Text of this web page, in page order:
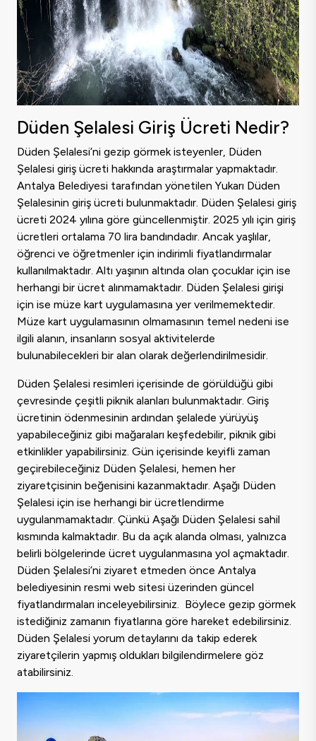
Düden Şelalesi Giriş Ücreti Nedir?
Düden Şelalesi’ni gezip görmek isteyenler, Düden
Şelalesi giriş ücreti hakkında araştırmalar yapmaktadır.
Antalya Belediyesi tarafından yönetilen Yukarı Düden
Şelalesinin giriş ücreti bulunmaktadır. Düden Şelalesi giriş
ücreti 2024 yılına göre güncellenmiştir. 2025 yılı için giriş
ücretleri ortalama 70 lira bandındadır. Ancak yaşlılar,
öğrenci ve öğretmenler için indirimli fiyatlandırmalar
kullanılmaktadır. Altı yaşının altında olan çocuklar için ise
herhangi bir ücret alınmamaktadır. Düden Şelalesi girişi
için ise müze kart uygulamasına yer verilmemektedir.
Müze kart uygulamasının olmamasının temel nedeni ise
ilgili alanın, insanların sosyal aktivitelerde
bulunabilecekleri bir alan olarak değerlendirilmesidir.
Düden Şelalesi resimleri içerisinde de görüldüğü gibi
çevresinde çeşitli piknik alanları bulunmaktadır. Giriş
ücretinin ödenmesinin ardından şelalede yürüyüş
yapabileceğiniz gibi mağaraları keşfedebilir, piknik gibi
etkinlikler yapabilirsiniz. Gün içerisinde keyifli zaman
geçirebileceğiniz Düden Şelalesi, hemen her
ziyaretçisinin beğenisini kazanmaktadır. Aşağı Düden
Şelalesi için ise herhangi bir ücretlendirme
uygulanmamaktadır. Çünkü Aşağı Düden Şelalesi sahil
kısmında kalmaktadır. Bu da açık alanda olması, yalnızca
belirli bölgelerinde ücret uygulanmasına yol açmaktadır.
Düden Şelalesi’ni ziyaret etmeden önce Antalya
belediyesinin resmi web sitesi üzerinden güncel
fiyatlandırmaları inceleyebilirsiniz. Böylece gezip görmek
istediğiniz zamanın fiyatlarına göre hareket edebilirsiniz.
Düden Şelalesi yorum detaylarını da takip ederek
ziyaretçilerin yapmış oldukları bilgilendirmelere göz
atabilirsiniz.